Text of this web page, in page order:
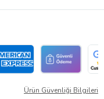
Ürün Güvenliği Bilgileri